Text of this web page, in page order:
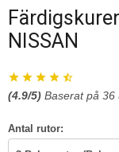
NISSAN
(4.9/5) Baserat på 36
Antal rutor: